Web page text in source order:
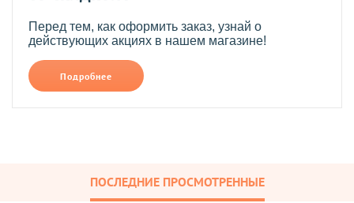
Перед тем, как оформить заказ, узнай о
действующих акциях в нашем магазине!
Подробнее
ПОСЛЕДНИЕ ПРОСМОТРЕННЫЕ